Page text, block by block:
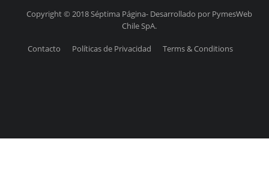
Copyright © 2018 Séptima Página- Desarrollado por PymesWeb
Chile SpA.
Contacto Políticas de Privacidad Terms & Conditions